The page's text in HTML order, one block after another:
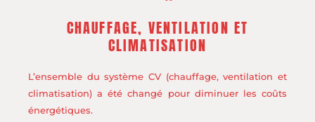
CHAUFFAGE, VENTILATION ET
CLIMATISATION
L’ensemble du système CV (chauffage, ventilation et
climatisation) a été changé pour diminuer les coûts
énergétiques.